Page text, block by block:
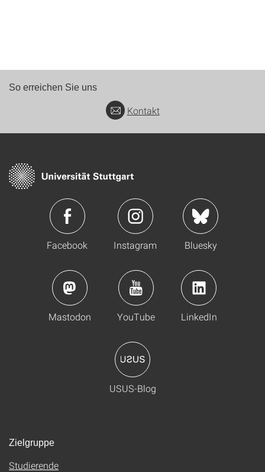
So erreichen Sie uns
Kontakt
Facebook Instagram Bluesky
Mastodon YouTube LinkedIn
USUS-Blog
Zielgruppe
Studierende